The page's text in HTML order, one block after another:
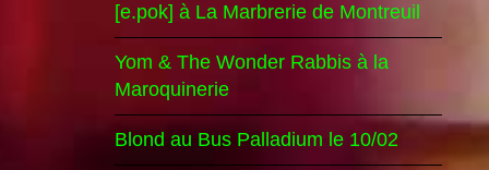
[e.pok] à La Marbrerie de Montreuil
Yom & The Wonder Rabbis à la
Maroquinerie
Blond au Bus Palladium le 10/02